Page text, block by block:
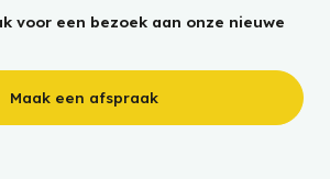
voor een bezoek aan onze nieuwe
Maak een afspraak